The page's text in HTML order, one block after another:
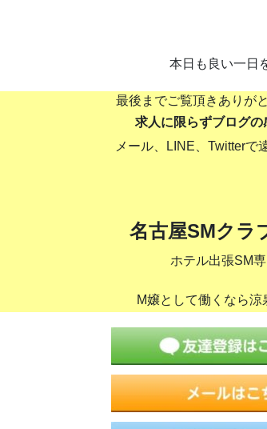
本日も良い一日
最後までご覧頂きありが
求人に限らずブログの
メール、LINE、Twitterで
名古屋SMク
ホテル出張SM
M嬢として働くなら涼